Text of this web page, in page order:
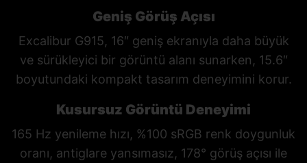
Geniş Görüş Açısı
Excalibur G915, 16″ geniş ekranıyla daha büyük
ve sürükleyici bir görüntü alanı sunarken, 15.6″
boyutundaki kompakt tasarım deneyimini korur.
Kusursuz Görüntü Deneyimi
165 Hz yenileme hızı, %100 sRGB renk doygunluk
oranı, antiglare yansımasız, 178° görüş açısı ile